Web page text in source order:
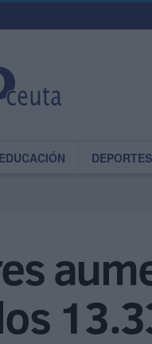
EDUCACIÓN DEPORTES